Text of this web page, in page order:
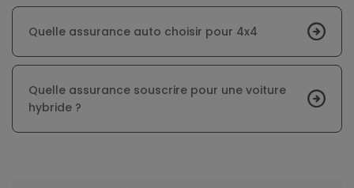
Quelle assurance auto choisir pour 4x4
Quelle assurance souscrire pour une voiture
hybride ?